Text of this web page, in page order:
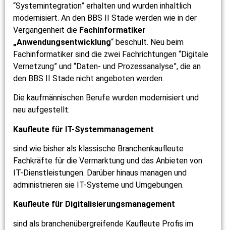
“Systemintegration” erhalten und wurden inhaltlich
modernisiert. An den BBS II Stade werden wie in der
Vergangenheit die Fachinformatiker
„Anwendungsentwicklung“ beschult. Neu beim
Fachinformatiker sind die zwei Fachrichtungen “Digitale
Vernetzung” und “Daten- und Prozessanalyse”, die an
den BBS II Stade nicht angeboten werden.
Die kaufmännischen Berufe wurden modernisiert und
neu aufgestellt:
Kaufleute für IT-Systemmanagement
sind wie bisher als klassische Branchenkaufleute
Fachkräfte für die Vermarktung und das Anbieten von
IT-Dienstleistungen. Darüber hinaus managen und
administrieren sie IT-Systeme und Umgebungen.
Kaufleute für Digitalisierungsmanagement
sind als branchenübergreifende Kaufleute Profis im